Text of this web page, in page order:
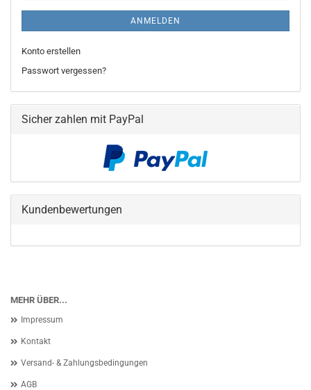
ANMELDEN
Konto erstellen
Passwort vergessen?
Sicher zahlen mit PayPal
Kundenbewertungen
MEHR ÜBER...
Impressum
Kontakt
Versand- & Zahlungsbedingungen
AGB